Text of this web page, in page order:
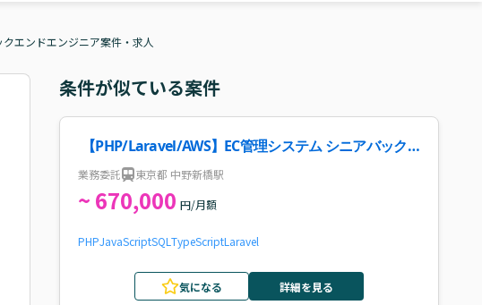
クエンドエンジニア案件・求人
条件が似ている案件
【PHP/Laravel/AWS】EC管理システム シニアバック
エンドエンジニア案件・求人
業務委託 東京都 中野新橋駅
~ 670,000 円/月額
PHPJavaScriptSQL TypeScriptLaravel
気になる 詳細を見る